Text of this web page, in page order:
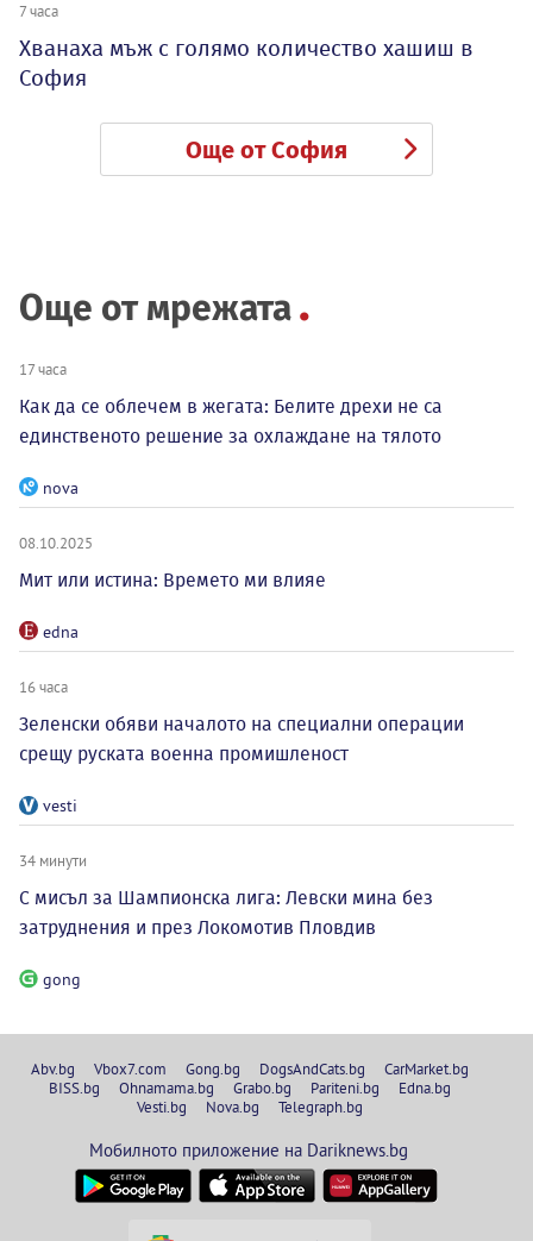
7 часа
Хванаха мъж с голямо количество хашиш в
София
Още от София
Още от мрежата
17 часа
Как да се облечем в жегата: Белите дрехи не са
единственото решение за охлаждане на тялото
nova
08.10.2025
Мит или истина: Времето ми влияе
edna
16 часа
Зеленски обяви началото на специални операции
срещу руската военна промишленост
vesti
34 минути
С мисъл за Шампионска лига: Левски мина без
затруднения и през Локомотив Пловдив
gong
Abv.bg Vbox7.com Gong.bg DogsAndCats.bg
CarMarket.bg
BISS.bg
Ohnamama.bg Grabo.bg Pariteni.bg
Edna.bg
Vesti.bg
Nova.bg Telegraph.bg
Мобилното приложение на Dariknews.bg